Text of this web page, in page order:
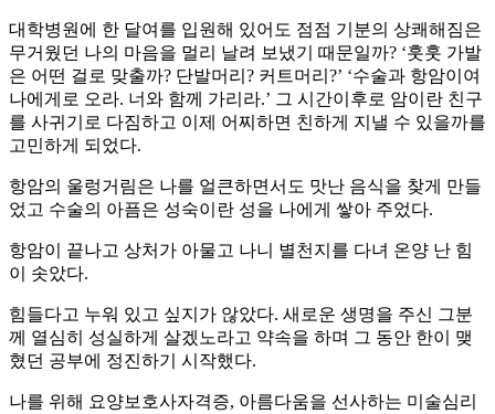
대학병원에 한 달여를 입원해 있어도 점점 기분의 상쾌해짐은
무거웠던 나의 마음을 멀리 날려 보냈기 때문일까? ‘훗훗 가발
은 어떤 걸로 맞출까? 단발머리? 커트머리?’ ‘수술과 항암이여
나에게로 오라. 너와 함께 가리라.’ 그 시간이후로 암이란 친구
를 사귀기로 다짐하고 이제 어찌하면 친하게 지낼 수 있을까를
고민하게 되었다.
항암의 울렁거림은 나를 얼큰하면서도 맛난 음식을 찾게 만들
었고 수술의 아픔은 성숙이란 성을 나에게 쌓아 주었다.
항암이 끝나고 상처가 아물고 나니 별천지를 다녀 온양 난 힘
이 솟았다.
힘들다고 누워 있고 싶지가 않았다. 새로운 생명을 주신 그분
께 열심히 성실하게 살겠노라고 약속을 하며 그 동안 한이 맺
혔던 공부에 정진하기 시작했다.
나를 위해 요양보호사자격증, 아름다움을 선사하는 미술심리